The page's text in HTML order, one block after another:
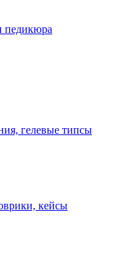
педикюра
гелевые типсы
кейсы